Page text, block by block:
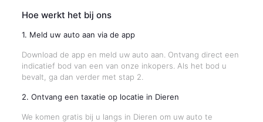
Hoe werkt het bij ons
1. Meld uw auto aan via de app
Download de app en meld uw auto aan. Ontvang direct een
indicatief bod van een van onze inkopers. Als het bod u
bevalt, ga dan verder met stap 2.
2. Ontvang een taxatie op locatie in Dieren
We komen gratis bij u langs in Dieren om uw auto te